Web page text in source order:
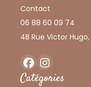
Contact
06 88 60 09 74
4B Rue Victor
FacebookInstagram
Catégories